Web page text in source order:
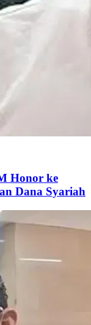
Honor ke
Dana Syariah